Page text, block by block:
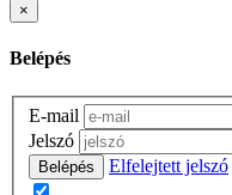
×
Belépés
E-mail
Jelszó
Belépés Elfelejtett jelszó